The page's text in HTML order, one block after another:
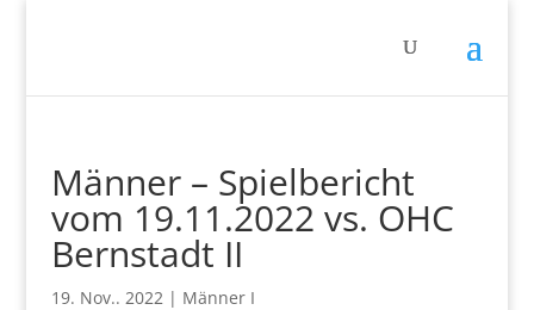
Männer – Spielbericht
vom 19.11.2022 vs. OHC
Bernstadt II
19. Nov.. 2022| Männer I